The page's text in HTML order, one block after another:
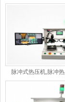
脉冲式热压机,脉冲